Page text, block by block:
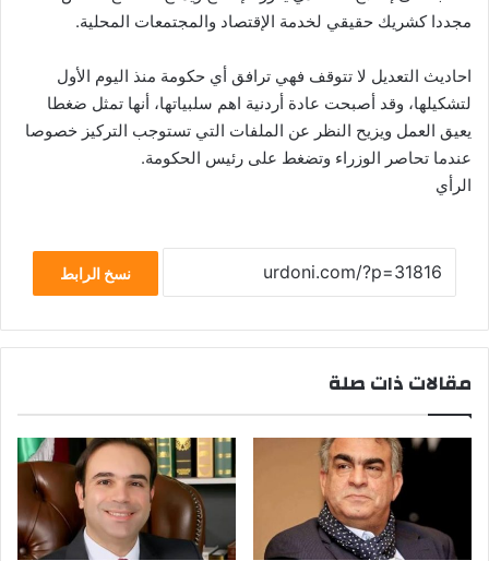
مجددا كشريك حقيقي لخدمة الإقتصاد والمجتمعات المحلية.
احاديث التعديل لا تتوقف فهي ترافق أي حكومة منذ اليوم الأول
لتشكيلها، وقد أصبحت عادة أردنية اهم سلبياتها، أنها تمثل ضغطا
يعيق العمل ويزيح النظر عن الملفات التي تستوجب التركيز خصوصا
عندما تحاصر الوزراء وتضغط على رئيس الحكومة.
الرأي
نسخ الرابط
مقالات ذات صلة